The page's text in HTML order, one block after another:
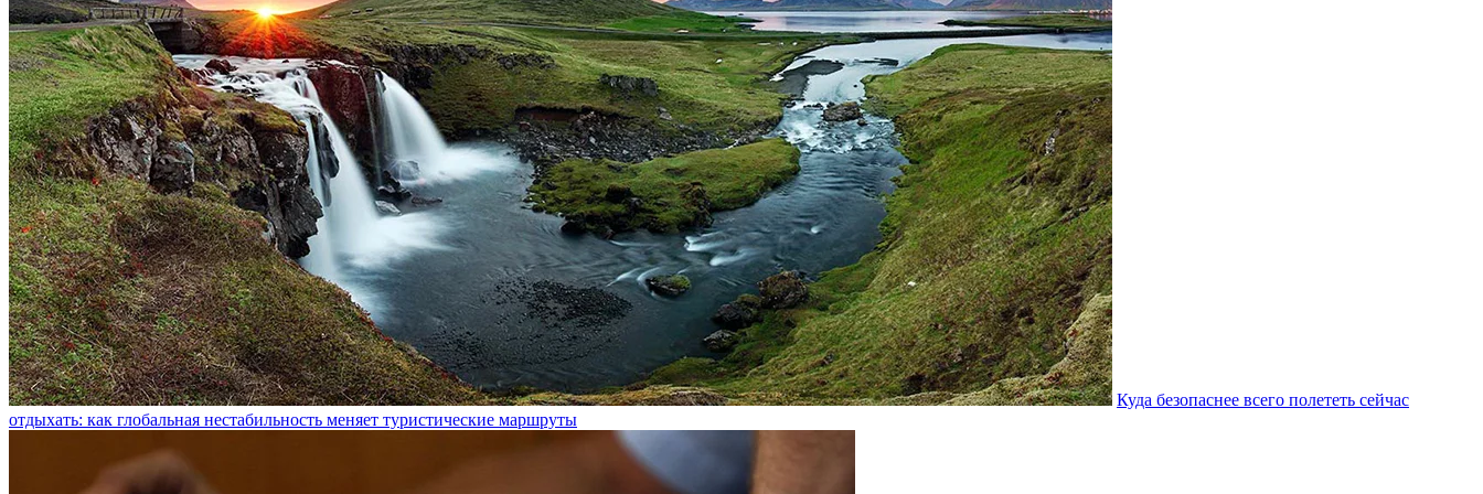
Куда безопаснее всего полететь сейчас
отдыхать: как глобальная нестабильность меняет туристические маршруты